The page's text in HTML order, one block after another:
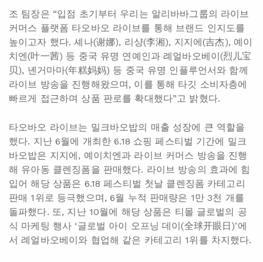
조 팀장은 “입점 초기부터 우리는 알리바바그룹의 라이브
커머스 플랫폼 타오바오 라이브를 통해 브랜드 인지도를
높이고자 했다. 셰나(谢娜), 리샹(李湘), 지지에(吉杰), 예이
치엔(叶一茜) 등 중국 유명 연예인과 례얼바오베이(烈儿宝
贝), 녠거마마(年糕妈妈) 등 중국 유명 인플루언서와 함께
라이브 방송을 진행해왔으며, 이를 통해 타깃 소비자층에
빠르게 접근하며 상품 판로를 확대했다”고 밝혔다.
타오바오 라이브는 밀크바오밥의 매출 성장에 큰 역할을
했다. 지난 6월에 개최한 6.18 쇼핑 페스티벌 기간에 밀크
바오밥은 지지에, 예이치엔과 라이브 커머스 방송을 진행
해 유아동 클렌징폼을 판매했다. 라이브 방송의 효과에 힘
입어 해당 상품은 6.18 페스티벌 첫날 클렌징폼 카테고리
판매 1위로 등극했으며, 6월 누적 판매량은 1만 3천 개를
돌파했다. 또, 지난 10월에 해당 상품은 티몰 글로벌의 공
식 마케팅 행사 ‘글로벌 아이 오프닝 데이(全球开眼日)’에
서 례얼바오베이와 협업해 같은 카테고리 1위를 차지했다.